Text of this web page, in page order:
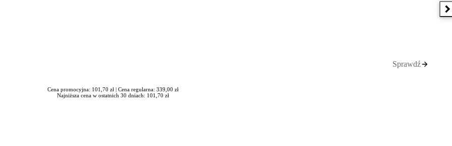
Sprawdź
Cena promocyjna: 101,70 zł | Cena regularna: 339,00 zł
Najniższa cena w ostatnich 30 dniach: 101,70 zł